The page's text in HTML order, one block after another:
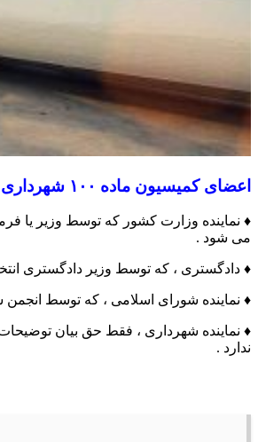
اعضای کمیسیون ماده ۱۰۰ شهرداری
♦️ نماینده وزارت کشور که توسط وزیر یا
می شود .
♦️ دادگستری ، که توسط وزیر دادگستری
♦️ نماینده شورای اسلامی ، که توسط
♦️ نماینده شهرداری ، فقط حق بیان
ندارد .